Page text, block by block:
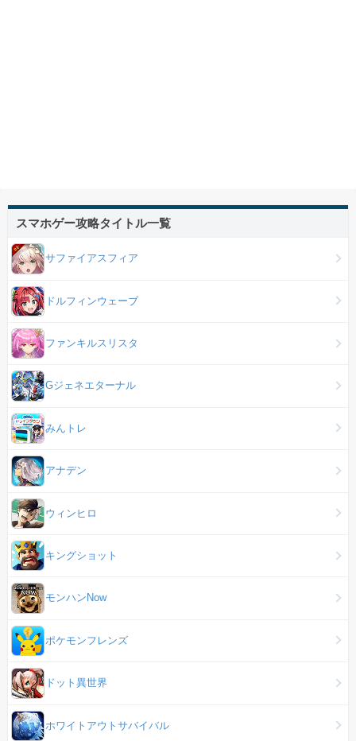
スマホゲー攻略タイトル一覧
サファイアスフィア
ドルフィンウェーブ
ファンキルスリスタ
Gジェネエターナル
みんトレ
アナデン
ウィンヒロ
キングショット
モンハンNow
ポケモンフレンズ
ドット異世界
ホワイトアウトサバイバル